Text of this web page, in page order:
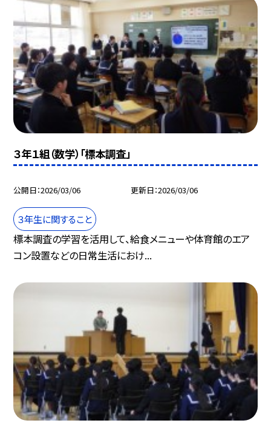
３年１組（数学）「標本調査」
公開日 2026/03/06 更新日 2026/03/06
３年生に関すること
標本調査の学習を活用して、給食メニューや体育館のエア
コン設置などの日常生活におけ...